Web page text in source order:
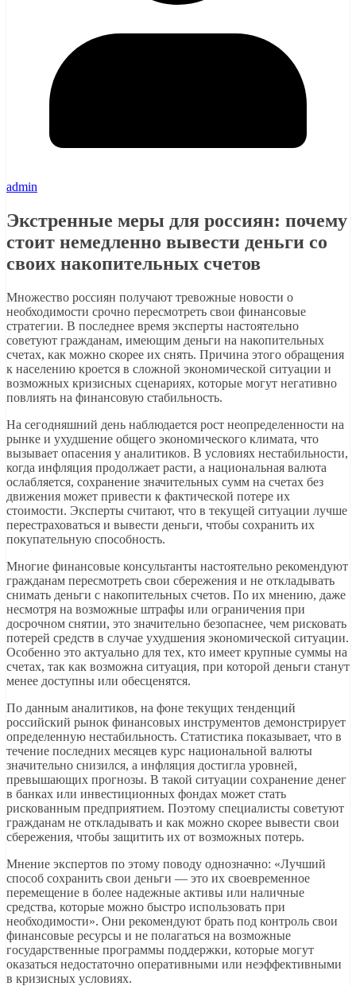
admin
Экстренные меры для россиян: почему
стоит немедленно вывести деньги со
своих накопительных счетов
Множество россиян получают тревожные новости о
необходимости срочно пересмотреть свои финансовые
стратегии. В последнее время эксперты настоятельно
советуют гражданам, имеющим деньги на накопительных
счетах, как можно скорее их снять. Причина этого обращения
к населению кроется в сложной экономической ситуации и
возможных кризисных сценариях, которые могут негативно
повлиять на финансовую стабильность.
На сегодняшний день наблюдается рост неопределенности на
рынке и ухудшение общего экономического климата, что
вызывает опасения у аналитиков. В условиях нестабильности,
когда инфляция продолжает расти, а национальная валюта
ослабляется, сохранение значительных сумм на счетах без
движения может привести к фактической потере их
стоимости. Эксперты считают, что в текущей ситуации лучше
перестраховаться и вывести деньги, чтобы сохранить их
покупательную способность.
Многие финансовые консультанты настоятельно рекомендуют
гражданам пересмотреть свои сбережения и не откладывать
снимать деньги с накопительных счетов. По их мнению, даже
несмотря на возможные штрафы или ограничения при
досрочном снятии, это значительно безопаснее, чем рисковать
потерей средств в случае ухудшения экономической ситуации.
Особенно это актуально для тех, кто имеет крупные суммы на
счетах, так как возможна ситуация, при которой деньги станут
менее доступны или обесценятся.
По данным аналитиков, на фоне текущих тенденций
российский рынок финансовых инструментов демонстрирует
определенную нестабильность. Статистика показывает, что в
течение последних месяцев курс национальной валюты
значительно снизился, а инфляция достигла уровней,
превышающих прогнозы. В такой ситуации сохранение денег
в банках или инвестиционных фондах может стать
рискованным предприятием. Поэтому специалисты советуют
гражданам не откладывать и как можно скорее вывести свои
сбережения, чтобы защитить их от возможных потерь.
Мнение экспертов по этому поводу однозначно: «Лучший
способ сохранить свои деньги — это их своевременное
перемещение в более надежные активы или наличные
средства, которые можно быстро использовать при
необходимости». Они рекомендуют брать под контроль свои
финансовые ресурсы и не полагаться на возможные
государственные программы поддержки, которые могут
оказаться недостаточно оперативными или неэффективными
в кризисных условиях.